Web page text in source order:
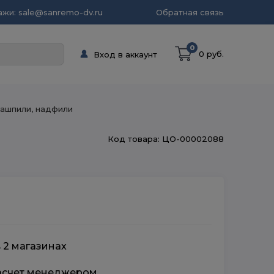
sale@sanremo-dv.ru Обратная связь
Вход в аккаунт
0
0 руб.
надфили
Код товара: ЦО-00002088
магазинах